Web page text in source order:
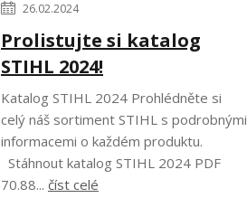
26.02.2024
Prolistujte si katalog
STIHL 2024!
Katalog STIHL 2024 Prohlédněte si
celý náš sortiment STIHL s podrobnými
informacemi o každém produktu.
Stáhnout katalog STIHL 2024 PDF
70.88... číst celé